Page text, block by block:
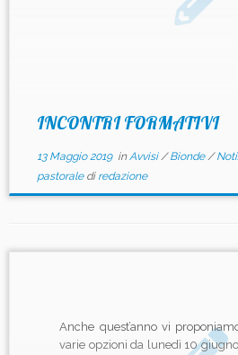
INCONTRI FORMATIVI
13 Maggio 2019inAvvisi/Bionde/
pastorale di redazione
Anche quest’anno vi
varie opzioni da lunedì 10